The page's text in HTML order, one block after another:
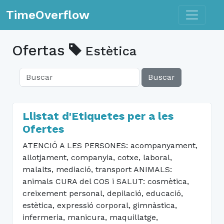
TimeOverflow Toggle
Ofertas Estètica
Buscar
Llistat d'Etiquetes per a les
Ofertes
ATENCIÓ A LES PERSONES: acompanyament,
allotjament, companyia, cotxe, laboral,
malalts, mediació, transport ANIMALS:
animals CURA del COS i SALUT: cosmètica,
creixement personal, depilació, educació,
estètica, expressió corporal, gimnàstica,
infermeria, manicura, maquillatge,